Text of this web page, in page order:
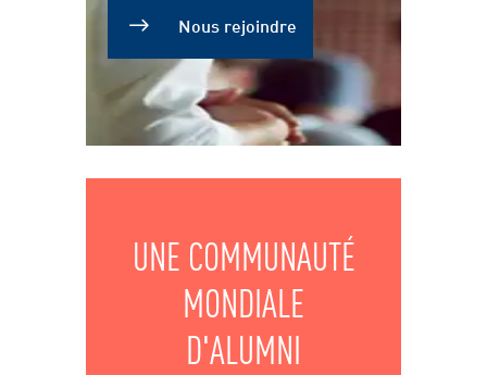
Nous rejoindre
UNE COMMUNAUTÉ
MONDIALE
D'ALUMNI